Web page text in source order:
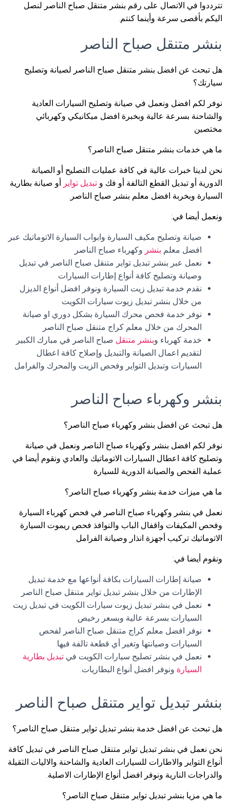
تترددوا في الاتصال على رقم بنشر متنقل صباح الناصر لنصل
اليكم بأقصى سرعة وأينما كنتم.
بنشر متنقل صباح الناصر
هل تبحث عن افضل بنشر متنقل صباح الناصر لصيانة وتصليح
سيارتك؟
نوفر لكم افضل ونعمل في صيانة وتصليح السيارات العادية
والشاحنة بسرعة عالية وبخبرة افضل ميكانيكي وكهربائي
مختصين
ما هي خدمات بنشر متنقل صباح الناصر؟
نحن لدينا خبرات عالية في كافة عمليات التصليح أو الصيانة
الدورية أو تبديل القطع التالفة أو فك و تبديل تواير أو صيانة بطارية
السيارة وبخربة افضل معلم بنشر صباح الناصر.
ونعمل أيضا في:
صيانة وتصليح مكيف السيارة وابواب السيارة الاتوماتيك عبر
افضل معلم بنشر وكهرباء صباح الناصر
نعمل عبر بنشر تبديل تواير متنقل صباح الناصر في تبديل
وصيانة وتصليح كافة أنواع إطارات السيارات
نقدم خدمة تبديل زيت السيارة ونوفر افضل أنواع الديزل
من خلال بنشر تبديل زيوت سيارات الكويت
نوفر خدمة فحص محرك السيارة بشكل دوري او صيانة
المحرك من خلال معلم كراج متنقل صباح الناصر
خدمة كهرباء وبنشر متنقل صباح الناصر في مبارك الكبير
لتقديم اعمال الصيانة والتبديل وإصلاح كافة اعطال
السيارات وتبديل التواير وفحص الزيت والمحرك والفرامل
بنشر وكهرباء صباح الناصر
هل تبحث عن افضل بنشر وكهرباء صباح الناصر؟
نوفر لكم افضل بنشر وكهرباء صباح الناصر ونعمل في صيانة
وتصليح كافة اعطال السيارات الاتوماتيك والعادي ونقوم أيضا في
عملية الفحص والصيانة الدورية للسيارة
ما هي ميزات خدمة بنشر وكهرباء صباح الناصر؟
نعمل في بنشر وكهرباء صباح الناصر في فحص كهرباء السيارة
وفحص المكيفات واقفال الباب والنوافذ فحص ريموت السيارة
الاتوماتيك تركيب أجهزة انذار وصيانة الفرامل
ونقوم أيضا في:
صيانة إطارات السيارات بكافة أنواعها مع خدمة تبديل
الإطارات من خلال بنشر تبديل تواير متنقل صباح الناصر
نعمل في بنشر تبديل زيوت سيارات الكويت في تبديل زيت
السيارات بسرعة عالية وبسعر رخيص
نوفر افضل معلم كراج متنقل صباح الناصر لفحص
السيارات وصيانتها وتغير أي قطعة تالفة فيها.
نعمل في بنشر تصليح سيارات الكويت في تبديل بطارية
السيارة ونوفر افضل أنواع البطاريات.
بنشر تبديل تواير متنقل صباح الناصر
هل تبحث عن افضل خدمة بنشر تبديل تواير متنقل صباح الناصر؟
نحن نعمل في بنشر تبديل تواير متنقل صباح الناصر في تبديل كافة
أنواع التواير والاطارات للسيارات العادية والشاحنة والاليات الثقيلة
والدراجات النارية ونوفر افضل أنواع الإطارات الاصلية.
ما هي مزيا بنشر تبديل تواير متنقل صباح الناصر؟